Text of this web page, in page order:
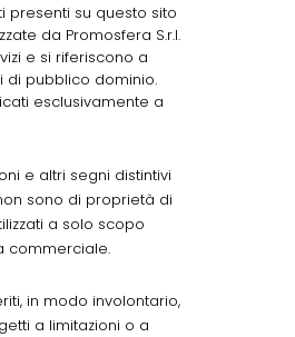
presenti su questo sito
da Promosfera S.r.l.
e si riferiscono a
di pubblico dominio.
esclusivamente a
e altri segni distintivi
sono di proprietà di
a solo scopo
commerciale.
in modo involontario,
a limitazioni o a